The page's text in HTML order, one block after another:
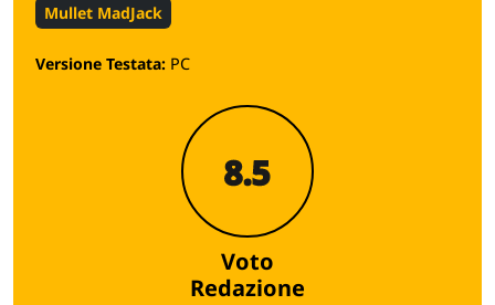
Mullet MadJack
Versione Testata: PC
8.5
Voto
Redazione